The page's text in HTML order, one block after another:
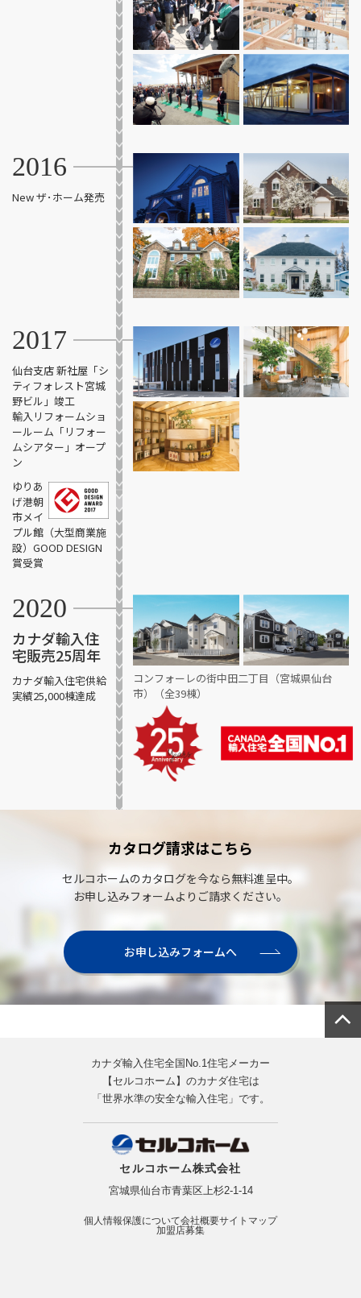
2016
New ザ･ホーム発売
2017
仙台支店 新社屋 「シ
ティフォレスト宮城
野ビル」竣工
輸入リフォームショ
ールーム 「リフォー
ムシアター」オープ
ン
ゆりあ
げ港朝
市メイ
プル館 （大型商業施
設） GOOD DESIGN
賞受賞
2020
カナダ輸入住
宅販売25周年
カナダ輸入住宅供給
実績25,000棟達成
コンフォーレの街中田二丁目（宮城県仙台
市）（全39棟）
カタログ請求はこちら
セルコホームのカタログを今なら無料進呈中。
お申し込みフォームよりご請求ください。
お申し込みフォームへ
カナダ輸入住宅全国No.1住宅メーカー
【セルコホーム】のカナダ住宅は
「世界水準の安全な輸入住宅」です。
セルコホーム株式会社
宮城県仙台市青葉区上杉2-1-14
個人情報保護について会社概要サイトマップ
加盟店募集